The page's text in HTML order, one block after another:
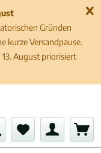
Gründen
kurze Versandpause.
August priorisiert